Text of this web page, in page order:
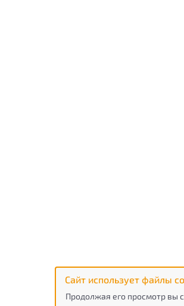
Сайт использует файлы
Продолжая его просмотр вы